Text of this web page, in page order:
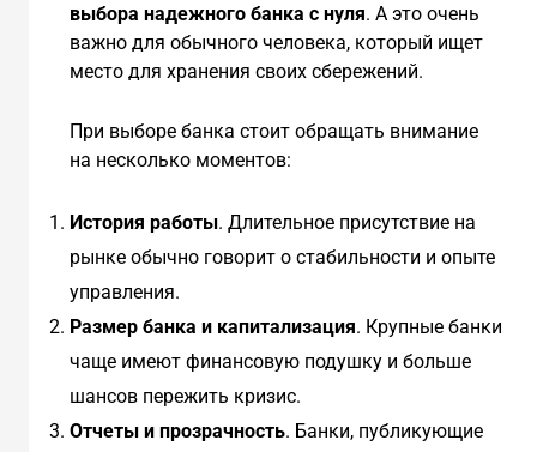
выбора надежного банка с нуля. А это очень
важно для обычного человека, который ищет
место для хранения своих сбережений.
При выборе банка стоит обращать внимание
на несколько моментов:
История работы. Длительное присутствие на
рынке обычно говорит о стабильности и опыте
управления.
Размер банка и капитализация. Крупные банки
чаще имеют финансовую подушку и больше
шансов пережить кризис.
Отчеты и прозрачность. Банки, публикующие